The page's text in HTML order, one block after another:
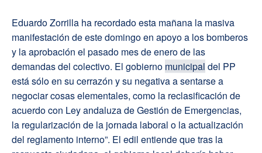
Eduardo Zorrilla ha recordado esta mañana la masiva
manifestación de este domingo en apoyo a los bomberos
y la aprobación el pasado mes de enero de las
demandas del colectivo. El gobierno municipal del PP
está sólo en su cerrazón y su negativa a sentarse a
negociar cosas elementales, como la reclasificación de
acuerdo con Ley andaluza de Gestión de Emergencias,
la regularización de la jornada laboral o la actualización
del reglamento interno”. El edil entiende que tras la